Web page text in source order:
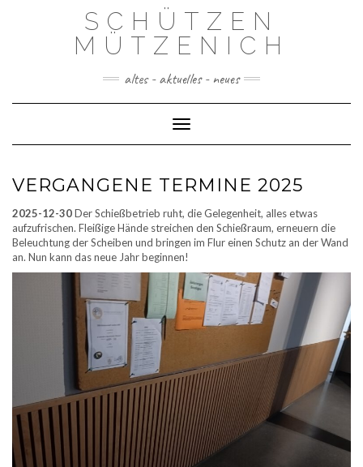
SCHÜTZEN
MÜTZENICH
altes - aktuelles - neues
Toggle Navigation
VERGANGENE TERMINE 2025
2025-12-30Der Schießbetrieb ruht, die Gelegenheit, alles etwas
aufzufrischen. Fleißige Hände streichen den Schießraum, erneuern die
Beleuchtung der Scheiben und bringen im Flur einen Schutz an der Wand
an. Nun kann das neue Jahr beginnen!